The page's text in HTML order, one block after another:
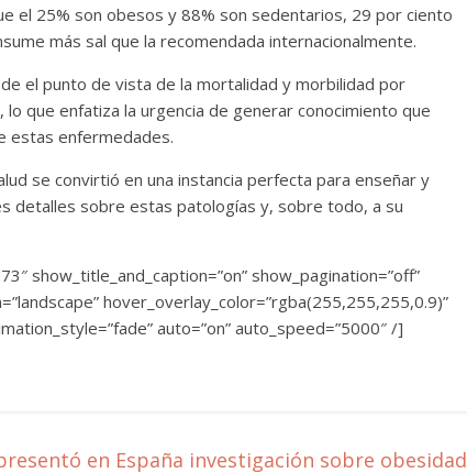
el 25% son obesos y 88% son sedentarios, 29 por ciento
más sal que la recomendada internacionalmente.
el punto de vista de la mortalidad y morbilidad por
que enfatiza la urgencia de generar conocimiento que
estas enfermedades.
se convirtió en una instancia perfecta para enseñar y
detalles sobre estas patologías y, sobre todo, a su
show_title_and_caption=”on” show_pagination=”off”
hover_overlay_color=”rgba(255,255,255,0.9)”
auto=”on” auto_speed=”5000″ /]
en España investigación sobre obesidad